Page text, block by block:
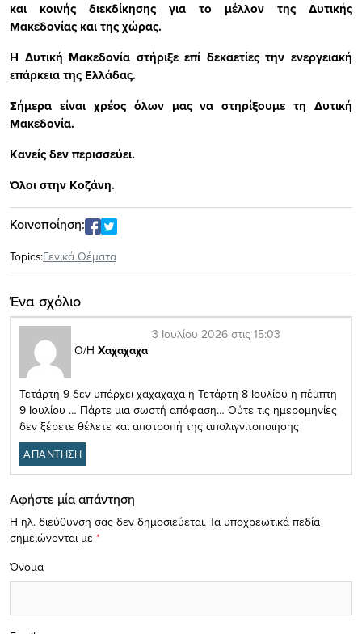
και κοινής διεκδίκησης για το μέλλον της Δυτικής
Μακεδονίας και της χώρας.
Η Δυτική Μακεδονία στήριξε επί δεκαετίες την ενεργειακή
επάρκεια της Ελλάδας.
Σήμερα είναι χρέος όλων μας να στηρίξουμε τη Δυτική
Μακεδονία.
Κανείς δεν περισσεύει.
Όλοι στην Κοζάνη.
Κοινοποίηση:
Topics:Γενικά Θέματα
Ένα σχόλιο
Ο/Η Χαχαχαχα
3 Ιουλίου 2026 στις 15:03
Τετάρτη 9 δεν υπάρχει χαχαχαχα η Τετάρτη 8 Ιουλίου η πέμπτη
9 Ιουλίου … Πάρτε μια σωστή απόφαση… Ούτε τις ημερομηνίες
δεν ξέρετε θέλετε και αποτροπή της απολιγνιτοποιησης
ΑΠΑΝΤΗΣΗ
Αφήστε μία απάντηση
Η ηλ. διεύθυνση σας δεν δημοσιεύεται. Τα υποχρεωτικά πεδία
σημειώνονται με *
Όνομα